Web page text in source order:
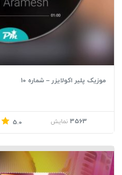
موزیک پلیر اکولایزر – شماره 10
3563 نمایش 5.0